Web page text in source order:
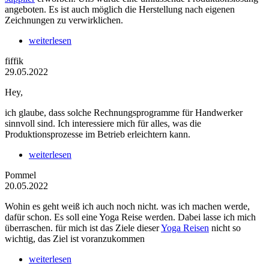
angeboten. Es ist auch möglich die Herstellung nach eigenen
Zeichnungen zu verwirklichen.
weiterlesen
fiffik
29.05.2022
Hey,
ich glaube, dass solche Rechnungsprogramme für Handwerker
sinnvoll sind. Ich interessiere mich für alles, was die
Produktionsprozesse im Betrieb erleichtern kann.
weiterlesen
Pommel
20.05.2022
Wohin es geht weiß ich auch noch nicht. was ich machen werde,
dafür schon. Es soll eine Yoga Reise werden. Dabei lasse ich mich
überraschen. für mich ist das Ziele dieserYoga Reisen nicht so
wichtig, das Ziel ist voranzukommen
weiterlesen